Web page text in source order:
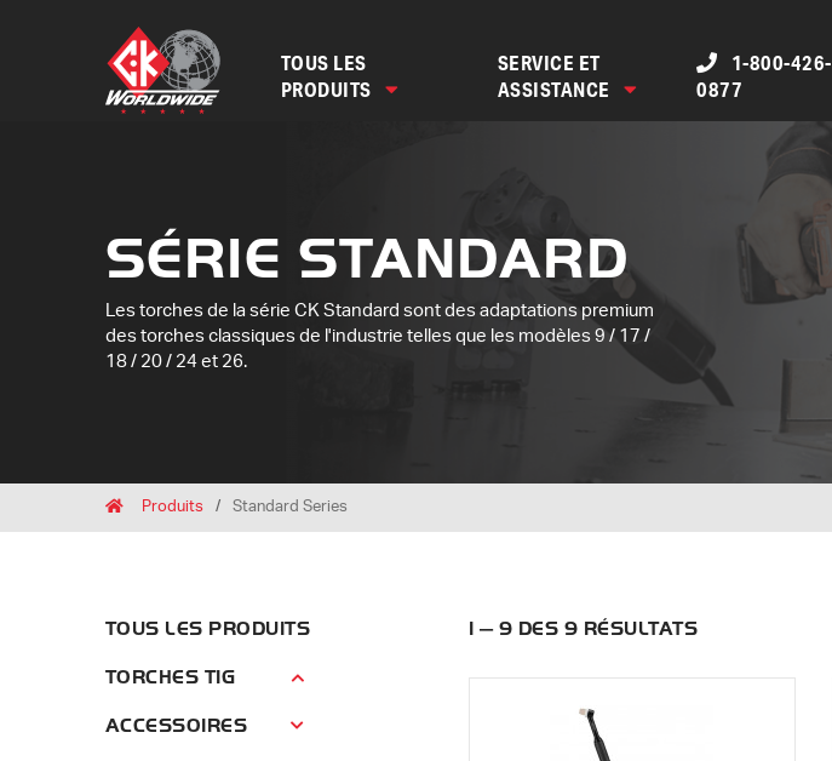
TOUS LES
PRODUITS
SERVICE ET
ASSISTANCE
1-800-426-
0877
SÉRIE STANDARD
Les torches de la série CK Standard sont des adaptations premium
des torches classiques de l'industrie telles que les modèles 9 / 17 /
18 / 20 / 24 et 26.
HomeProduits Standard Series
TOUS LES PRODUITS
TORCHES TIG Torches TIG Menu
ACCESSOIRES Accessoires Menu
1 — 9 DES 9 RÉSULTATS